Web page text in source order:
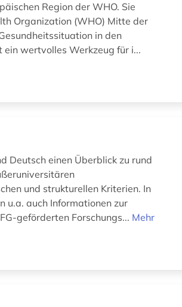
Region der WHO. Sie
Organization (WHO) Mitte der
in den
wertvolles Werkzeug für i...
Deutsch einen Überblick zu rund
und strukturellen Kriterien. In
u.a. auch Informationen zur
geförderten Forschungs... Mehr